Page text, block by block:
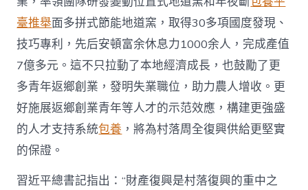
臺推舉面多拼式節能地道窯，取得30多項國度發現、
技巧專利，先后安頓富余休息力1000余人，完成產值
7億多元。這不只拉動了本地經濟成長，也鼓勵了更
多青年返鄉創業，發明失業職位，助力農人增收。更
好施展返鄉創業青年等人才的示范效應，構建更強盛
的人才支持系統包養 ，將為村落周全復興供給更堅實
的保證。
習近平總書記指出：“財產復興是村落復興的重中之